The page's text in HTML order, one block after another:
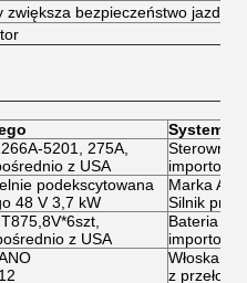
bezpieczeństwo jazdy
System
5201, 275A,
z USA
Sterownik
podekscytowana
48 V 3,7 kW
Marka
Silnik
z USA
Bateria
Włoska
z